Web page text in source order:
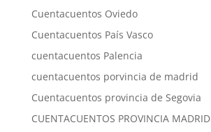
Cuentacuentos Oviedo
Cuentacuentos País Vasco
cuentacuentos Palencia
cuentacuentos porvincia de madrid
Cuentacuentos provincia de Segovia
CUENTACUENTOS PROVINCIA MADRID